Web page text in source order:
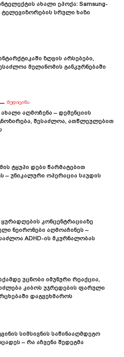
Ახალი Ეპოქა: Samsung-
Ტელევიზორების Სრული Ხაზი
Ზღვის Არსებები,
Მელანომის Განკურნებაში
ᲛᲔᲓᲘᲪᲘᲜᲐ
Ახალი Აღმოჩენა – Დემენციის
Შესაძლოა, Ათწლეულებით
Ტყუპი Დები Წარმატებით
– Უნიკალური Ოპერაცია Საუდის
Ყურადღების Კონცენტრაციაზე
Ნეირონები Აღმოაჩინეს –
ADHD-Ის Მკურნალობას
Უცნობი Იმუნური Რეაქცია,
Კიბოს Უჯრედების Ფარული
Დაგვეხმაროს
Სიმსივნის Საწინააღმდეგო
– Რა Აჩვენა Შედეგმა